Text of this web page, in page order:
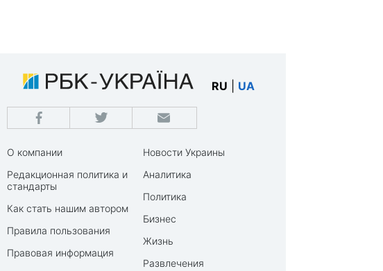
RU UA
О компании
Редакционная политика и
стандарты
Как стать нашим автором
Правила пользования
Правовая информация
Новости Украины
Аналитика
Политика
Бизнес
Жизнь
Развлечения